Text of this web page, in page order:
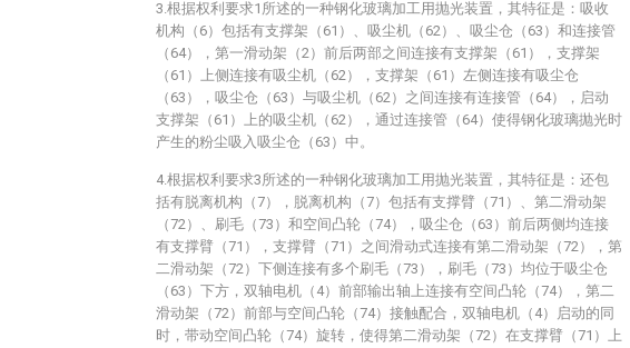
3.根据权利要求1所述的一种钢化玻璃加工用抛光装置，其特征是：吸收
机构（6）包括有支撑架（61）、吸尘机（62）、吸尘仓（63）和连接管
（64），第一滑动架（2）前后两部之间连接有支撑架（61），支撑架
（61）上侧连接有吸尘机（62），支撑架（61）左侧连接有吸尘仓
（63），吸尘仓（63）与吸尘机（62）之间连接有连接管（64），启动
支撑架（61）上的吸尘机（62），通过连接管（64）使得钢化玻璃抛光时
产生的粉尘吸入吸尘仓（63）中。
4.根据权利要求3所述的一种钢化玻璃加工用抛光装置，其特征是：还包
括有脱离机构（7），脱离机构（7）包括有支撑臂（71）、第二滑动架
（72）、刷毛（73）和空间凸轮（74），吸尘仓（63）前后两侧均连接
有支撑臂（71），支撑臂（71）之间滑动式连接有第二滑动架（72），第
二滑动架（72）下侧连接有多个刷毛（73），刷毛（73）均位于吸尘仓
（63）下方，双轴电机（4）前部输出轴上连接有空间凸轮（74），第二
滑动架（72）前部与空间凸轮（74）接触配合，双轴电机（4）启动的同
时，带动空间凸轮（74）旋转，使得第二滑动架（72）在支撑臂（71）上